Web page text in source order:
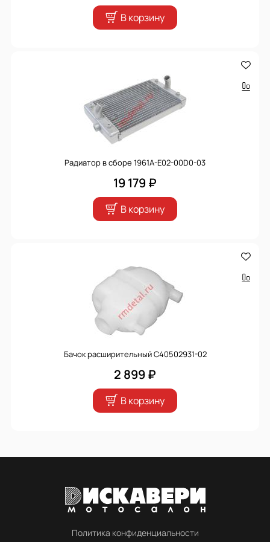
В корзину
Радиатор в сборе 1961A-E02-00D0-03
19 179 ₽
В корзину
Бачок расширительный C40502931-02
2 899 ₽
В корзину
Политика конфиденциальности